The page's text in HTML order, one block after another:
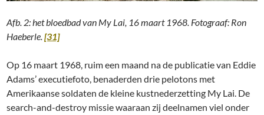
Afb. 2: het bloedbad van My Lai, 16 maart 1968. Fotograaf: Ron
Haeberle.[31]
Op 16 maart 1968, ruim een maand na de publicatie van Eddie
Adams’ executiefoto, benaderden drie pelotons met
Amerikaanse soldaten de kleine kustnederzetting My Lai. De
search-and-destroy missie waaraan zij deelnamen viel onder